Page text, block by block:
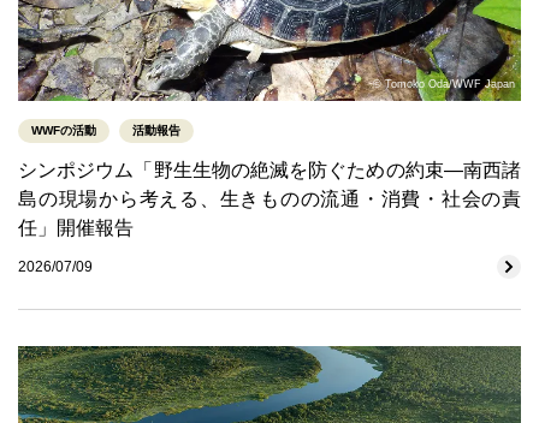
© Tomoko Oda/WWF Japan
WWFの活動 活動報告
シンポジウム「野生生物の絶滅を防ぐための約束―南西諸
島の現場から考える、生きものの流通・消費・社会の責
任」開催報告
2026/07/09